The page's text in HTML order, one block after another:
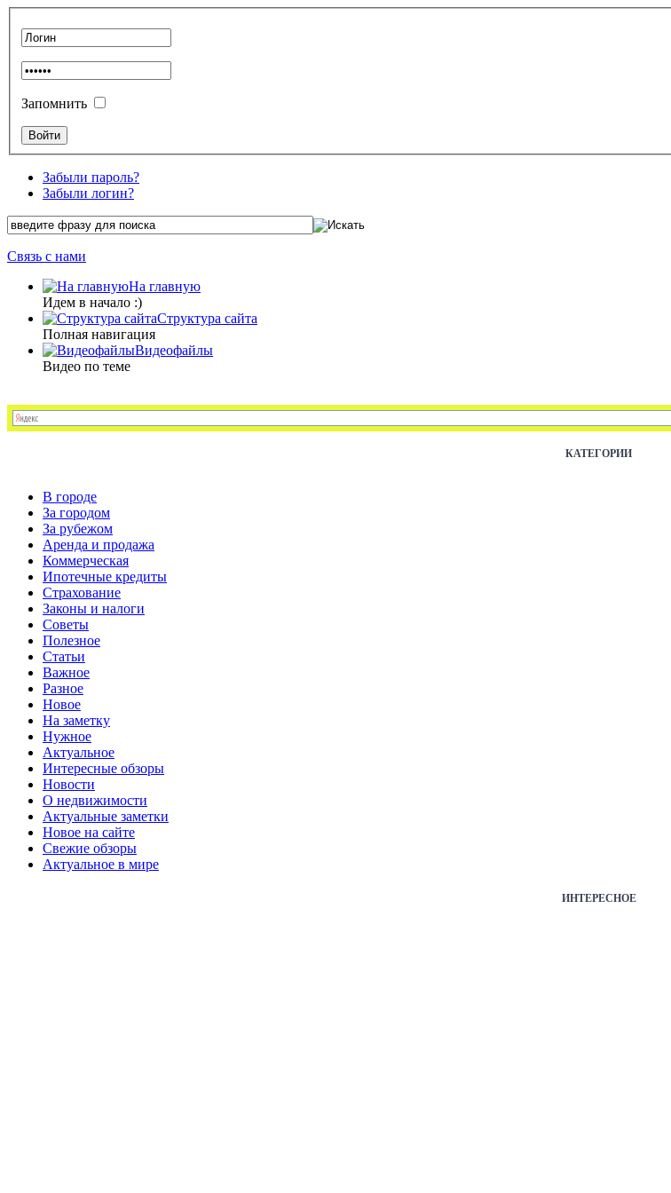
Запомнить
Забыли пароль?
Забыли логин?
Связь с нами
На главную
Идем в начало :)
Структура сайта
Полная навигация
Видеофайлы
Видео по теме
КАТЕГОРИИ
В городе
За городом
За рубежом
Аренда и продажа
Коммерческая
Ипотечные кредиты
Страхование
Законы и налоги
Советы
Полезное
Статьи
Важное
Разное
Новое
На заметку
Нужное
Актуальное
Интересные обзоры
Новости
О недвижимости
Актуальные заметки
Новое на сайте
Свежие обзоры
Актуальное в мире
ИНТЕРЕСНОЕ